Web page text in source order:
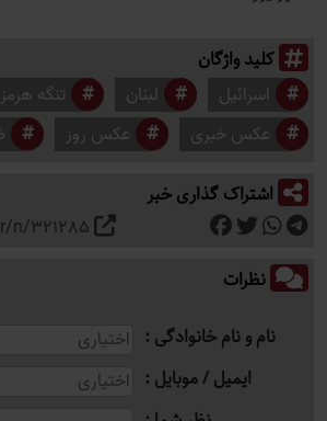
کلید واژگان
اسرائیل لبنان
تنگه هرمز
عکس خبری
عکس روز
اشتراک گذاری خبر
n/321285
نظرات
نام و نام خانوادگی
ایمیل / موبایل